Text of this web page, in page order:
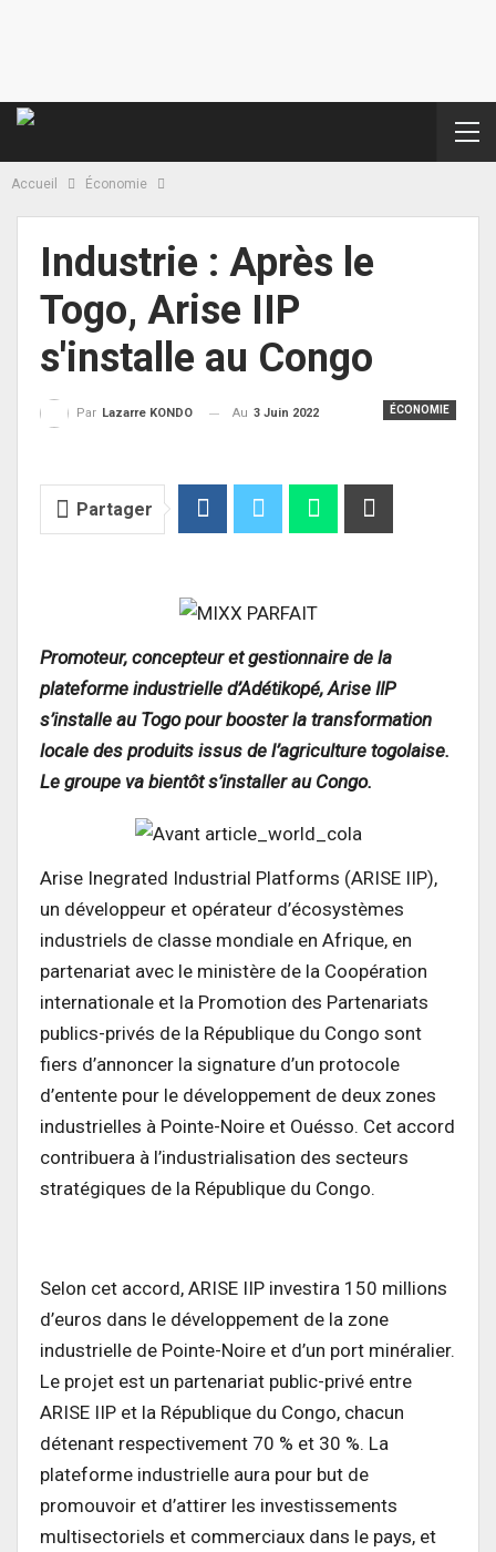
Accueil Économie
Industrie : Après le
Togo, Arise IIP
s'installe au Congo
ÉCONOMIE
Par Lazarre KONDO Au 3 Juin 2022
Partager
Promoteur, concepteur et gestionnaire de la
plateforme industrielle d’Adétikopé, Arise IIP
s’installe au Togo pour booster la transformation
locale des produits issus de l’agriculture togolaise.
Le groupe va bientôt s’installer au Congo.
Arise Inegrated Industrial Platforms (ARISE IIP),
un développeur et opérateur d’écosystèmes
industriels de classe mondiale en Afrique, en
partenariat avec le ministère de la Coopération
internationale et la Promotion des Partenariats
publics-privés de la République du Congo sont
fiers d’annoncer la signature d’un protocole
d’entente pour le développement de deux zones
industrielles à Pointe-Noire et Ouésso. Cet accord
contribuera à l’industrialisation des secteurs
stratégiques de la République du Congo.
Selon cet accord, ARISE IIP investira 150 millions
d’euros dans le développement de la zone
industrielle de Pointe-Noire et d’un port minéralier.
Le projet est un partenariat public-privé entre
ARISE IIP et la République du Congo, chacun
détenant respectivement 70 % et 30 %. La
plateforme industrielle aura pour but de
promouvoir et d’attirer les investissements
multisectoriels et commerciaux dans le pays, et